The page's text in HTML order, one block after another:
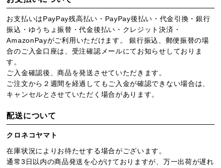
お支払いはPayPay残高払い・PayPay後払い・代金引換・銀行
振込・ゆうちょ振替・代金後払い・クレジット決済・
AmazonPayがご利用いただけます。 銀行振込、郵便振替の場
合のご入金口座は、受注確認メールにてお知らせしておりま
す。
ご入金確認後、商品を発送させていただきます。
ご注文から２週間を経過してもご入金が確認できない場合は、
キャンセルとさせていただく場合があります。
配送について
クロネコヤマト
在庫状況によりお待たせする場合がございます。
通常3日以内の商品発送を心がけておりますが、万一出荷が遅れ